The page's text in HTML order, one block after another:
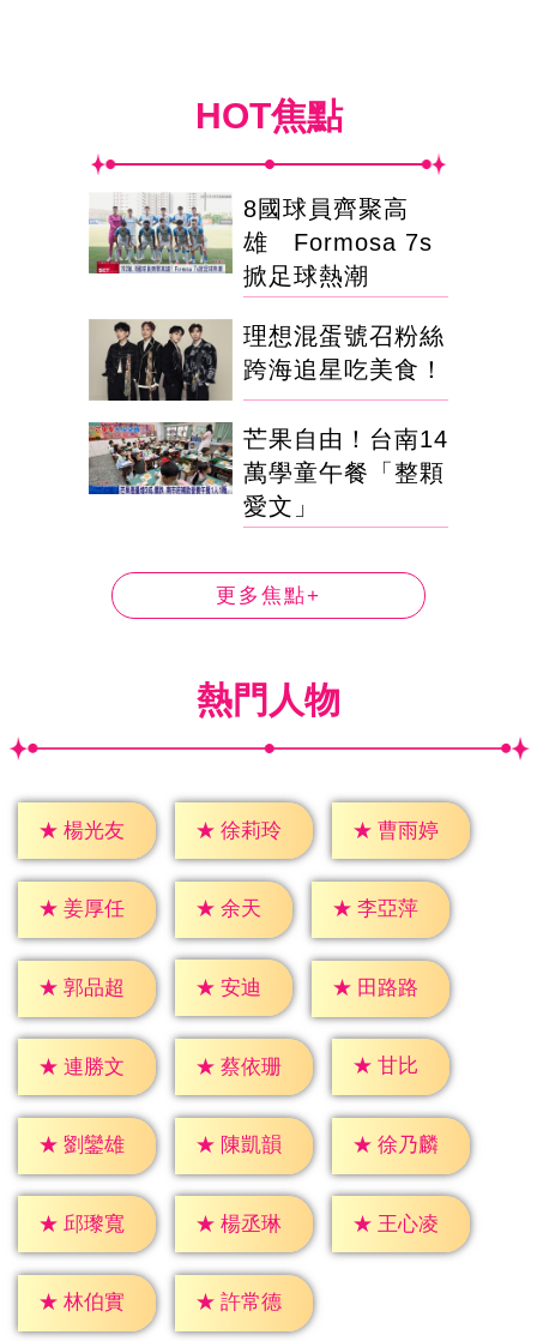
HOT焦點
8國球員齊聚高
雄 Formosa 7s
掀足球熱潮
理想混蛋號召粉絲
跨海追星吃美食！
芒果自由！台南14
萬學童午餐「整顆
愛文」
更多焦點+
熱門人物
★ 楊光友 ★ 徐莉玲 ★ 曹雨婷
★ 姜厚任 ★ 余天 ★ 李亞萍
★ 郭品超 ★ 安迪 ★ 田路路
★ 連勝文 ★ 蔡依珊 ★ 甘比
★ 劉鑾雄 ★ 陳凱韻 ★ 徐乃麟
★ 邱瓈寬 ★ 楊丞琳 ★ 王心凌
★ 林伯實 ★ 許常德